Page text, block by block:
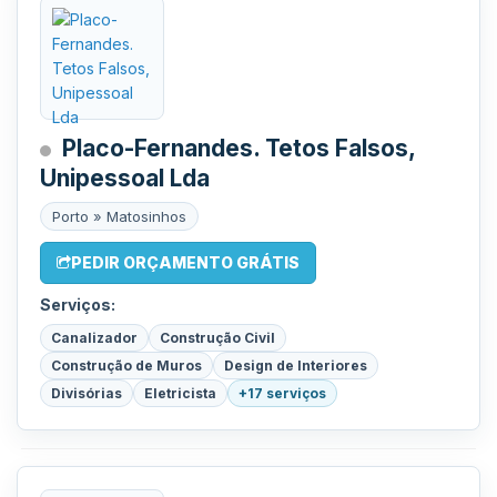
Placo-Fernandes. Tetos Falsos,
Unipessoal Lda
Porto » Matosinhos
PEDIR ORÇAMENTO GRÁTIS
Serviços:
Canalizador
Construção Civil
Construção de Muros
Design de Interiores
Divisórias
Eletricista +17 serviços